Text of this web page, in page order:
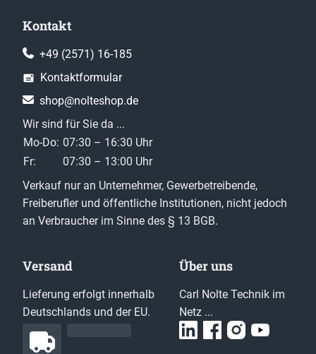
Kontakt
+49 (2571) 16-185
Kontaktformular
shop@nolteshop.de
Wir sind für Sie da ...
Mo-Do: 07:30 – 16:30 Uhr
Fr:
07:30 – 13:00 Uhr
Verkauf nur an Unternehmer, Gewerbetreibende,
Freiberufler und öffentliche Institutionen, nicht jedoch
an Verbraucher im Sinne des § 13 BGB.
Versand
Lieferung erfolgt innerhalb
Deutschlands und der EU.
Über uns
Carl Nolte Technik im
Netz ...